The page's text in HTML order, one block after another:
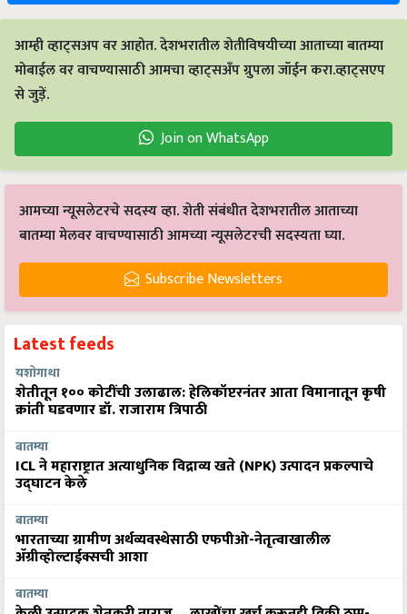
आम्ही व्हाट्सअप वर आहोत. देशभरातील शेतीविषयीच्या आताच्या बातम्या
मोबाईल वर वाचण्यासाठी आमचा व्हाट्सअँप ग्रुपला जॉईन करा.व्हाट्सएप
से जुड़ें.
Join on WhatsApp
आमच्या न्यूसलेटरचे सदस्य व्हा. शेती संबंधीत देशभरातील आताच्या
बातम्या मेलवर वाचण्यासाठी आमच्या न्यूसलेटरची सदस्यता घ्या.
Subscribe Newsletters
Latest feeds
यशोगाथा
शेतीतून १०० कोटींची उलाढाल: हेलिकॉप्टरनंतर आता विमानातून कृषी
क्रांती घडवणार डॉ. राजाराम त्रिपाठी
बातम्या
ICL ने महाराष्ट्रात अत्याधुनिक विद्राव्य खते (NPK) उत्पादन प्रकल्पाचे
उद्घाटन केले
बातम्या
भारताच्या ग्रामीण अर्थव्यवस्थेसाठी एफपीओ-नेतृत्वाखालील
अ‍ॅग्रीव्होल्टाईक्सची आशा
बातम्या